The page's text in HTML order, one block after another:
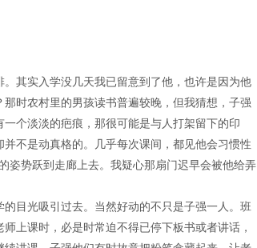
其实入学没几天我已留意到了他，也许是因为他
时农村里的男孩读书普遍较晚，但我猜想，子强
个淡淡的疤痕，那很可能是与人打架留下的印
不是动真格的。几乎每次课间，都见他会习惯性
姿势跃到走廊上去。我疑心那扇门迟早会被他给弄
目光吸引过去。当然好动的不只是子强一人。班
上课时，必是时常迫不得已停下板书或者讲话，